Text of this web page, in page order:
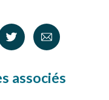
associés